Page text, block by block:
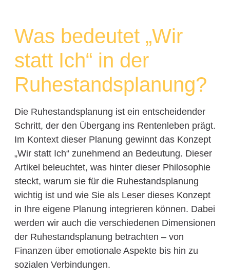
Was bedeutet „Wir
statt Ich“ in der
Ruhestandsplanung?
Die Ruhestandsplanung ist ein entscheidender
Schritt, der den Übergang ins Rentenleben prägt.
Im Kontext dieser Planung gewinnt das Konzept
„Wir statt Ich“ zunehmend an Bedeutung. Dieser
Artikel beleuchtet, was hinter dieser Philosophie
steckt, warum sie für die Ruhestandsplanung
wichtig ist und wie Sie als Leser dieses Konzept
in Ihre eigene Planung integrieren können. Dabei
werden wir auch die verschiedenen Dimensionen
der Ruhestandsplanung betrachten – von
Finanzen über emotionale Aspekte bis hin zu
sozialen Verbindungen.